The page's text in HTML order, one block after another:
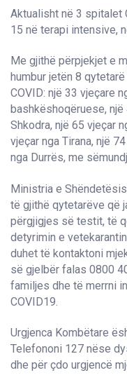
Aktualisht në 3 spitalet
15 në terapi intensive,
Me gjithë përpjekjet e
humbur jetën 8
COVID: një 33 vjeçare
bashkëshoqëruese,
Shkodra, një 65 vjeçar
vjeçar nga Tirana, një
nga Durrës, me
Ministria e
të gjithë qytetarëve që
përgjigjes së testit, të
detyrimin e
duhet të kontaktoni
së gjelbër falas 0800
familjes dhe të merrni
COVID19.
Urgjenca Kombëtare
Telefononi 127 nëse
dhe për çdo urgjencë